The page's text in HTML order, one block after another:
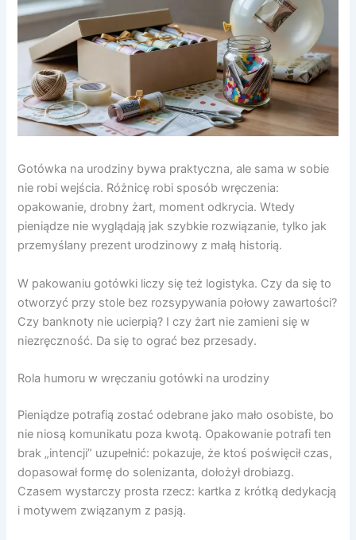
Gotówka na urodziny bywa praktyczna, ale sama w sobie
nie robi wejścia. Różnicę robi sposób wręczenia:
opakowanie, drobny żart, moment odkrycia. Wtedy
pieniądze nie wyglądają jak szybkie rozwiązanie, tylko jak
przemyślany prezent urodzinowy z małą historią.
W pakowaniu gotówki liczy się też logistyka. Czy da się to
otworzyć przy stole bez rozsypywania połowy zawartości?
Czy banknoty nie ucierpią? I czy żart nie zamieni się w
niezręczność. Da się to ograć bez przesady.
Rola humoru w wręczaniu gotówki na urodziny
Pieniądze potrafią zostać odebrane jako mało osobiste, bo
nie niosą komunikatu poza kwotą. Opakowanie potrafi ten
brak „intencji” uzupełnić: pokazuje, że ktoś poświęcił czas,
dopasował formę do solenizanta, dołożył drobiazg.
Czasem wystarczy prosta rzecz: kartka z krótką dedykacją
i motywem związanym z pasją.